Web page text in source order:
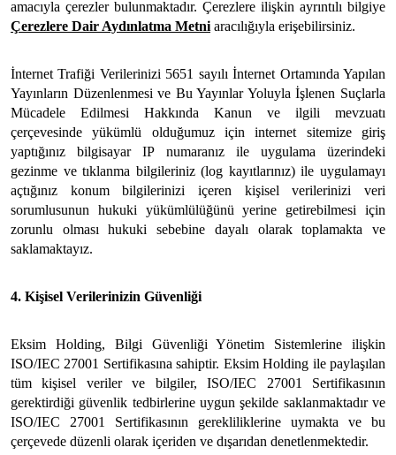
amacıyla çerezler bulunmaktadır. Çerezlere ilişkin ayrıntılı bilgiye
Çerezlere Dair Aydınlatma Metni aracılığıyla erişebilirsiniz.
İnternet Trafiği Verilerinizi 5651 sayılı İnternet Ortamında Yapılan
Yayınların Düzenlenmesi ve Bu Yayınlar Yoluyla İşlenen Suçlarla
Mücadele Edilmesi Hakkında Kanun ve ilgili mevzuatı
çerçevesinde yükümlü olduğumuz için internet sitemize giriş
yaptığınız bilgisayar IP numaranız ile uygulama üzerindeki
gezinme ve tıklanma bilgileriniz (log kayıtlarınız) ile uygulamayı
açtığınız konum bilgilerinizi içeren kişisel verilerinizi veri
sorumlusunun hukuki yükümlülüğünü yerine getirebilmesi için
zorunlu olması hukuki sebebine dayalı olarak toplamakta ve
saklamaktayız.
4. Kişisel Verilerinizin Güvenliği
Eksim Holding, Bilgi Güvenliği Yönetim Sistemlerine ilişkin
ISO/IEC 27001 Sertifikasına sahiptir. Eksim Holding ile paylaşılan
tüm kişisel veriler ve bilgiler, ISO/IEC 27001 Sertifikasının
gerektirdiği güvenlik tedbirlerine uygun şekilde saklanmaktadır ve
ISO/IEC 27001 Sertifikasının gerekliliklerine uymakta ve bu
çerçevede düzenli olarak içeriden ve dışarıdan denetlenmektedir.